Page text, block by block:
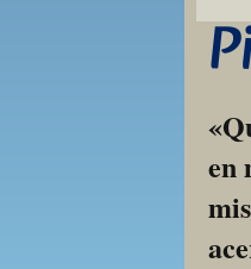
en